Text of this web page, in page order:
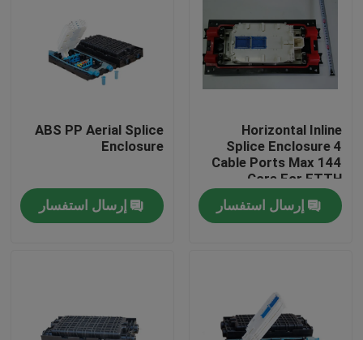
معلومات عنا
Horizontal Inline
Splice Enclosure 4
Cable Ports Max 144
Core For FTTH
إرسال استفسار
ABS PP Aerial Splice
Enclosure
إرسال استفسار